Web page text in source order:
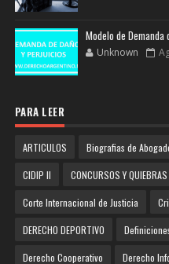
Modelo de
Unknown
PARA LEER
ARTICULOS Biografias de
CIDIP II CONCURSOS Y QUIEBRAS
Corte Internacional de Justicia
DERECHO DEPORTIVO
Derecho Cooperativo Derecho